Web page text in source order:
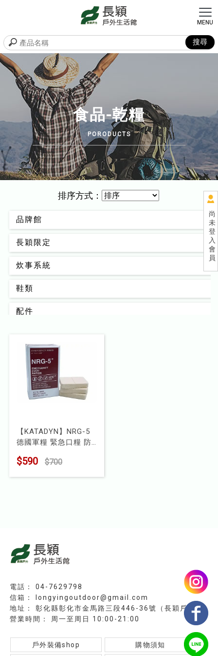
尚
未
登
入
會
員
食品-乾糧
排序方式：
品牌館
長穎限定
炊事系統
鞋類
配件
男款
女款
睡眠系統
器材裝備
兒童
挖寶區
⭐長毛象-過季出清75折⭐
【KATADYN】NRG-5
德國軍糧 緊急口糧 防
型號 : KT30200
$590 $700
04-7629798
longyingoutdoor@gmail.com
彰化縣彰化市金馬路三段446-36號（長穎戶外）
周一至周日 10:00-21:00
戶外裝備shop 購物須知